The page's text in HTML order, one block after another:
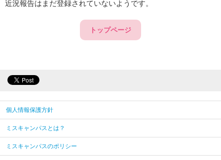
近況報告はまだ登録されていないようです。
トップページ
個人情報保護方針
ミスキャンパスとは？
ミスキャンパスのポリシー